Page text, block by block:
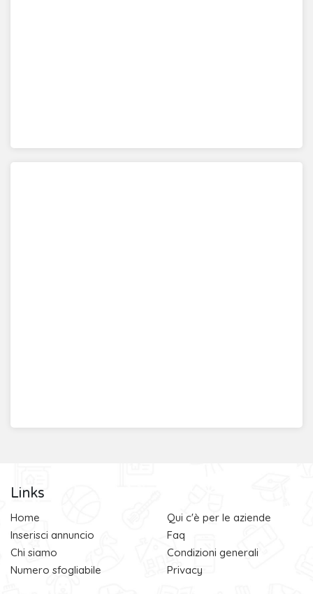
Links
Home
Inserisci annuncio
Chi siamo
Numero sfogliabile
Qui c'è per le aziende
Faq
Condizioni generali
Privacy